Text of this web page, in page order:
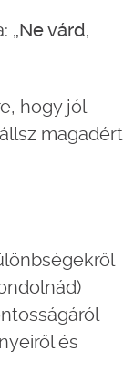
„Ne várd,
hogy jól
magadért
és